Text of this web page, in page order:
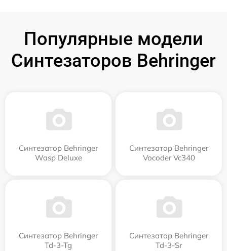
Популярные модели
Синтезаторов Behringer
Синтезатор Behringer
Wasp Deluxe
Синтезатор Behringer
Vocoder Vc340
Синтезатор Behringer
Td-3-Tg
Синтезатор Behringer
Td-3-Sr